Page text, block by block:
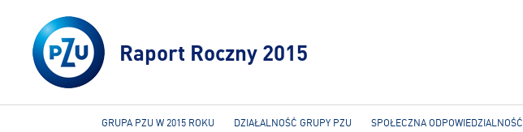
Raport Roczny 2015
GRUPA PZU W 2015 ROKU DZIAŁALNOŚĆ GRUPY PZU SPOŁECZNA ODPOWIEDZIALNOŚĆ